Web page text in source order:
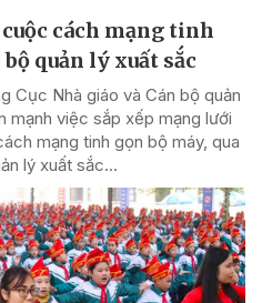
cách mạng tinh
quản lý xuất sắc
Cục Nhà giáo và Cán bộ quản
mạnh việc sắp xếp mạng lưới
mạng tinh gọn bộ máy, qua
lý xuất sắc...